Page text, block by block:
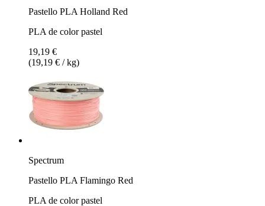
Pastello PLA Holland Red
PLA de color pastel
19,19 €
(19,19 € / kg)
Spectrum
Pastello PLA Flamingo Red
PLA de color pastel